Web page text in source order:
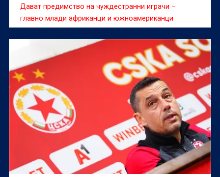
Дават предимство на чуждестранни играчи –
главно млади африканци и южноамериканци